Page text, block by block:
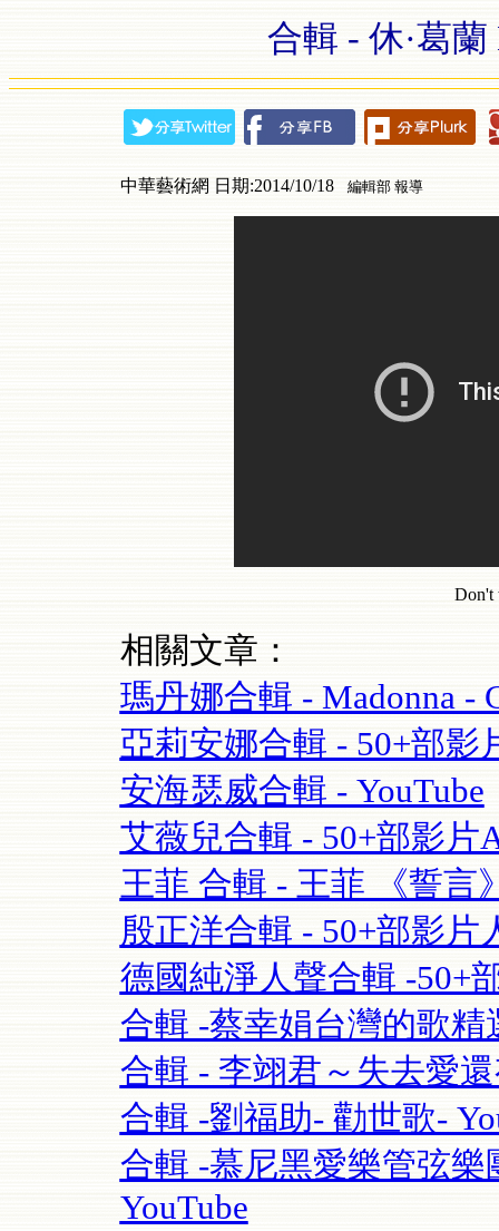
合輯 - 休·葛蘭
中華藝術網 日期:2014/10/18 編輯部 報導
Don't
相關文章：
瑪丹娜合輯 - Madonna -
亞莉安娜合輯 - 50+部影
安海瑟威合輯 - YouTube
艾薇兒合輯 - 50+部影片
王菲 合輯 - 王菲 《誓言
殷正洋合輯 - 50+部影片
德國純淨人聲合輯 -50+
合輯 -蔡幸娟台灣的歌精
合輯 - 李翊君～失去愛
合輯 -劉福助- 勸世歌-
合輯 -慕尼黑愛樂管弦樂
YouTube